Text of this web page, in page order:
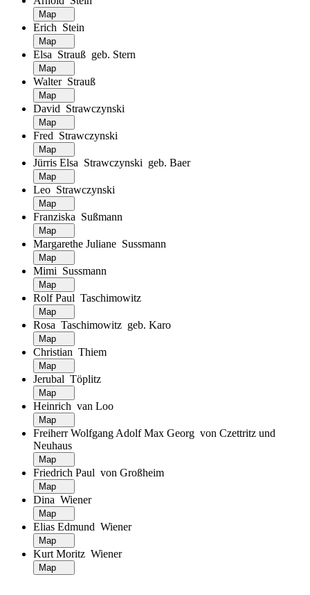
Erich Stein
Elsa Strauß geb. Stern
Walter Strauß
David Strawczynski
Fred Strawczynski
Jürris Elsa Strawczynski geb. Baer
Leo Strawczynski
Franziska Sußmann
Margarethe Juliane Sussmann
Mimi Sussmann
Rolf Paul Taschimowitz
Rosa Taschimowitz geb. Karo
Christian Thiem
Jerubal Töplitz
Heinrich van Loo
Freiherr Wolfgang Adolf Max Georg von Czettritz und
Neuhaus
Friedrich Paul von Großheim
Dina Wiener
Elias Edmund Wiener
Kurt Moritz Wiener